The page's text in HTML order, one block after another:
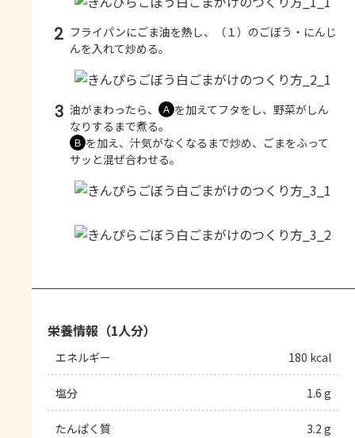
2 フライパンにごま油を熱し、（１）のごぼう・にんじ
んを入れて炒める。
3 油がまわったら、 Ａ を加えてフタをし、野菜がしん
なりするまで煮る。
Ｂ を加え、汁気がなくなるまで炒め、ごまをふって
サッと混ぜ合わせる。
栄養情報（1人分）
エネルギー 180 kcal
塩分 1.6 g
たんぱく質 3.2 g